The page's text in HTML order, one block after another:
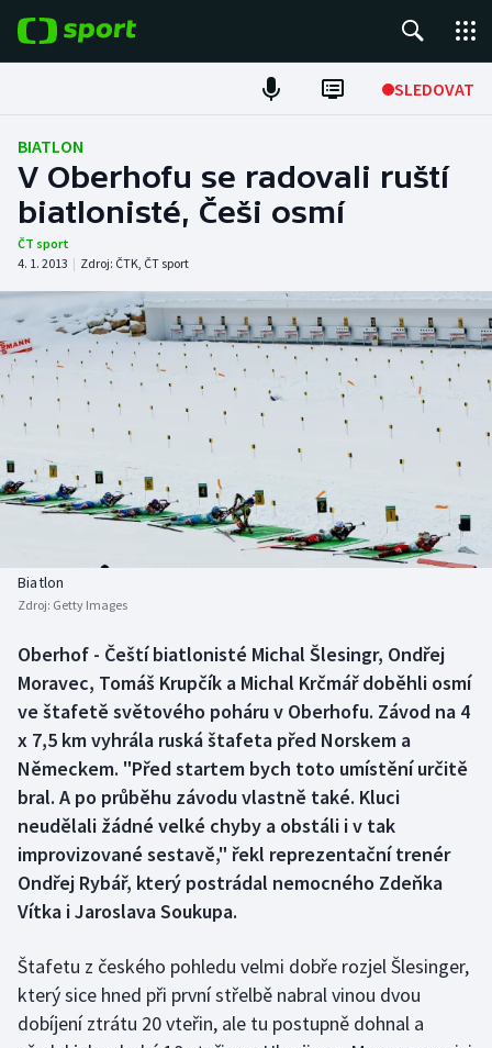
SLEDOVAT
Fotbal
Hokej
Tenis
Atletika
Cyklistika
DALŠÍ SPORTY
Americký fotbal
Baseball a softbal
Basketbal
Biatlon
Boby a skeleton
Box
Curling
Dostihy
Florbal
Golf
Gymnastika
NEPŘEHLÉDNĚTE
Soutěže
Historické návraty
Aplikace ČT sport
AZ kvíz
BIATLON
V Oberhofu se radovali ruští
biatlonisté, Češi osmí
ČT sport
4. 1. 2013 | Zdroj: ČTK, ČT sport
Biatlon
Zdroj: Getty Images
Oberhof - Čeští biatlonisté Michal Šlesingr, Ondřej
Moravec, Tomáš Krupčík a Michal Krčmář doběhli osmí
ve štafetě světového poháru v Oberhofu. Závod na 4
x 7,5 km vyhrála ruská štafeta před Norskem a
Německem. "Před startem bych toto umístění určitě
bral. A po průběhu závodu vlastně také. Kluci
neudělali žádné velké chyby a obstáli i v tak
improvizované sestavě," řekl reprezentační trenér
Ondřej Rybář, který postrádal nemocného Zdeňka
Vítka i Jaroslava Soukupa.
Štafetu z českého pohledu velmi dobře rozjel Šlesinger,
který sice hned při první střelbě nabral vinou dvou
dobíjení ztrátu 20 vteřin, ale tu postupně dohnal a